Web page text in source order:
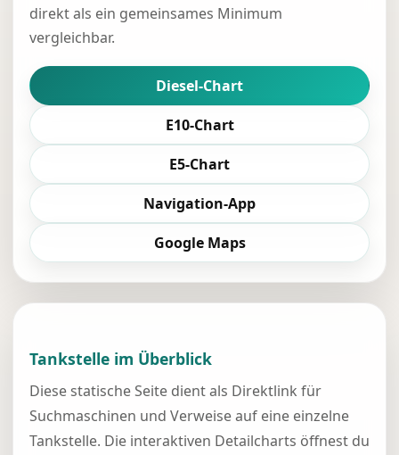
direkt als ein gemeinsames Minimum
vergleichbar.
Diesel-Chart
E10-Chart
E5-Chart
Navigation-App
Google Maps
Tankstelle im Überblick
Diese statische Seite dient als Direktlink für
Suchmaschinen und Verweise auf eine einzelne
Tankstelle. Die interaktiven Detailcharts öffnest du